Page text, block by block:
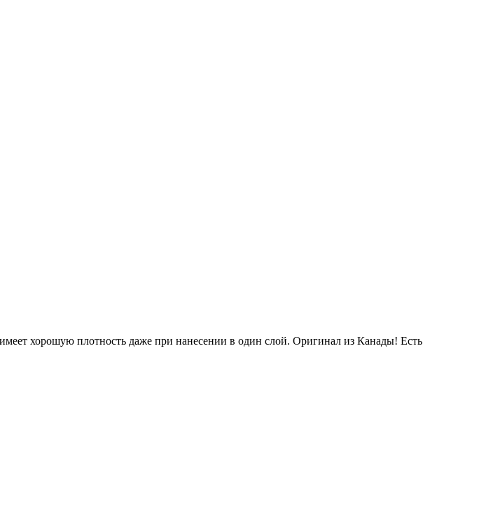
хорошую плотность даже при нанесении в один слой. Оригинал из Канады! Есть